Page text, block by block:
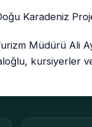
Karadeniz
Müdürü Ali
kursiyerler